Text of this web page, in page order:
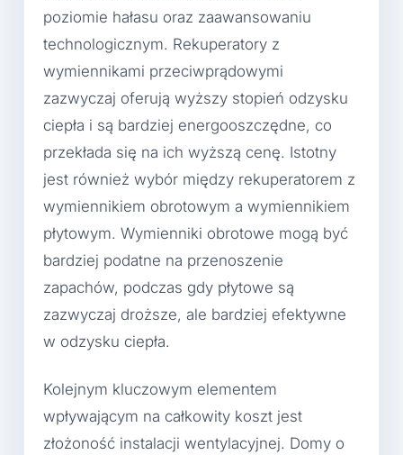
poziomie hałasu oraz zaawansowaniu
technologicznym. Rekuperatory z
wymiennikami przeciwprądowymi
zazwyczaj oferują wyższy stopień odzysku
ciepła i są bardziej energooszczędne, co
przekłada się na ich wyższą cenę. Istotny
jest również wybór między rekuperatorem z
wymiennikiem obrotowym a wymiennikiem
płytowym. Wymienniki obrotowe mogą być
bardziej podatne na przenoszenie
zapachów, podczas gdy płytowe są
zazwyczaj droższe, ale bardziej efektywne
w odzysku ciepła.
Kolejnym kluczowym elementem
wpływającym na całkowity koszt jest
złożoność instalacji wentylacyjnej. Domy o